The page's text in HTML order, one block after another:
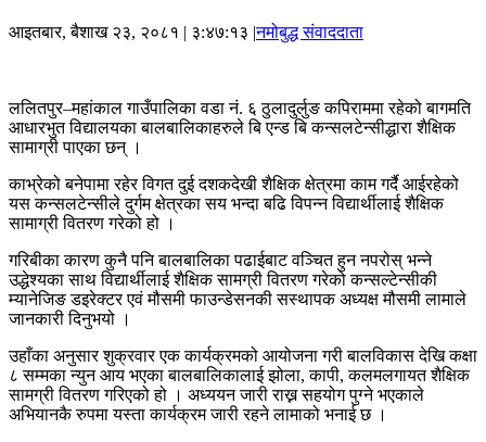
आइतबार, बैशाख २३, २०८१ | ३:४७:१३ |नमोबुद्ध संवाददाता
ललितपुर–महांकाल गाउँपालिका वडा नं. ६ ठुलादुर्लुङ कपिराममा रहेको बागमति
आधारभुत विद्यालयका बालबालिकाहरुले बि एन्ड बि कन्सलटेन्सीद्धारा शैक्षिक
सामाग्री पाएका छन् ।
काभ्रेको बनेपामा रहेर विगत दुई दशकदेखी शैक्षिक क्षेत्रमा काम गर्दै आईरहेको
यस कन्सलटेन्सीले दुर्गम क्षेत्रका सय भन्दा बढि विपन्न विद्यार्थीलाई शैक्षिक
सामाग्री वितरण गरेको हो ।
गरिबीका कारण कुनै पनि बालबालिका पढाईबाट वञ्चित हुन नपरोस् भन्ने
उद्धेश्यका साथ विद्यार्थीलाई शैक्षिक सामग्री वितरण गरेको कन्सल्टेन्सीकी
म्यानेजिङ डइरेक्टर एवं मौसमी फाउन्डेसनकी सस्थापक अध्यक्ष मौसमी लामाले
जानकारी दिनुभयो ।
उहाँका अनुसार शुक्रवार एक कार्यक्रमको आयोजना गरी बालविकास देखि कक्षा
८ सम्मका न्युन आय भएका बालबालिकालाई झोला, कापी, कलमलगायत शैक्षिक
सामग्री वितरण गरिएको हो । अध्ययन जारी राख्न सहयोग पुग्ने भएकाले
अभियानकै रुपमा यस्ता कार्यक्रम जारी रहने लामाको भनाई छ ।